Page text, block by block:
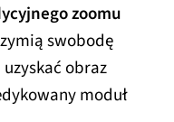
zoomu
swobodę
obraz
moduł